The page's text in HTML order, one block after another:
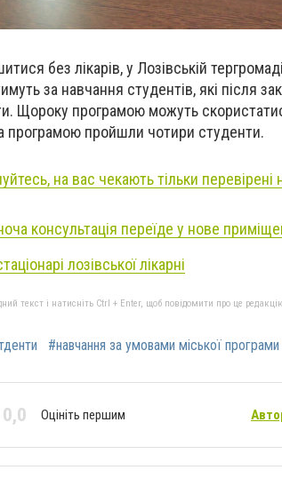
без лікарів, у Лозівській
за навчання студентів, які після
Щороку програмою можуть
програмою пройшли чотири студенти.
на вас чекають тільки перевірені
консультація переїде у нове
лозівської лікарні
текст і натисніть Ctrl + Enter, щоб повідомити про це
#навчання за умовами міської програми
0,0 Оцініть першим